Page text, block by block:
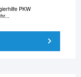
PKW